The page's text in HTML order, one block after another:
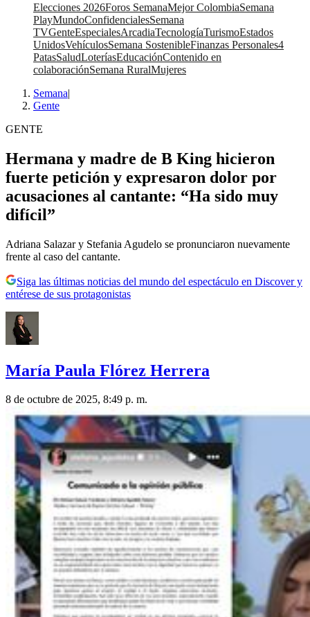
Elecciones 2026Foros SemanaMejor ColombiaSemana
PlayMundoConfidencialesSemana
TVGenteEspecialesArcadiaTecnologíaTurismoEstados
UnidosVehículosSemana SostenibleFinanzas Personales4
PatasSaludLoteríasEducaciónContenido en
colaboraciónSemana RuralMujeres
Semana|
Gente
GENTE
Hermana y madre de B King hicieron
fuerte petición y expresaron dolor por
acusaciones al cantante: “Ha sido muy
difícil”
Adriana Salazar y Stefania Agudelo se pronunciaron nuevamente
frente al caso del cantante.
Siga las últimas noticias del mundo del espectáculo en Discover y
entérese de sus protagonistas
María Paula Flórez Herrera
8 de octubre de 2025, 8:49 p. m.